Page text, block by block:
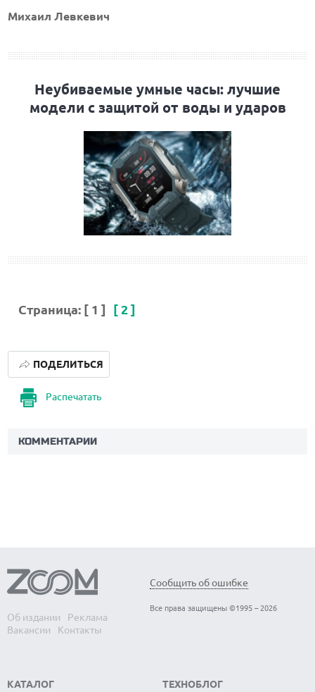
Михаил Левкевич
Неубиваемые умные часы: лучшие
модели с защитой от воды и ударов
Страница: [ 1 ] [ 2 ]
Распечатать
ПОДЕЛИТЬСЯ
КОММЕНТАРИИ
Об издании
Реклама
Вакансии
Контакты
Сообщить об ошибке
Все права защищены ©1995 – 2026
КАТАЛОГ ТЕХНОБЛОГ